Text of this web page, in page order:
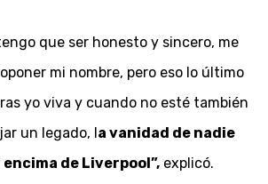
que ser honesto y sincero, me
mi nombre, pero eso lo último
yo viva y cuando no esté también
un legado, la vanidad de nadie
de Liverpool”, explicó.